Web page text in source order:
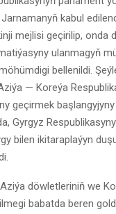
kabul
mejlisi geçirilip, onda
ulanmagyň
bellenildi.
— Koreýa
geçirmek
Gyrgyz
bilen ikitaraplaýyn
döwletleriniň we
babatda beren